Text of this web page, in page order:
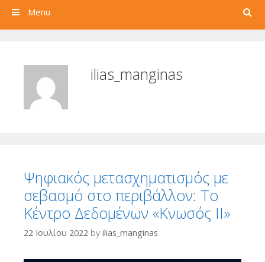
Search
Menu
ilias_manginas
Ψηφιακός μετασχηματισμός με
σεβασμό στο περιβάλλον: Το
Κέντρο Δεδομένων «Κνωσός ΙΙ»
22 Ιουλίου 2022 by ilias_manginas